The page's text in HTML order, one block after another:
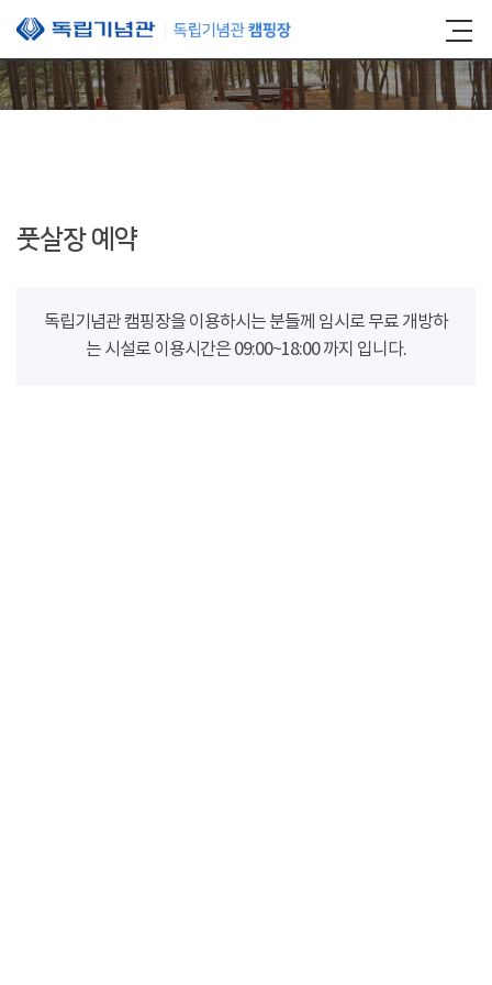
본문 바로가기
풋살장 예약
독립기념관 캠핑장을 이용하시는 분들께 임시로 무료 개방하
는 시설로 이용시간은 09:00~18:00 까지 입니다.